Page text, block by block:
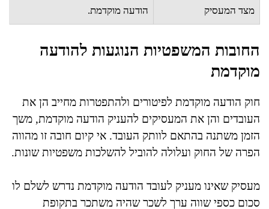
מצד המעסיק
הודעה מוקדמת.
החובות המשפטיות הנוגעות להודעה
מוקדמת
חוק הודעה מוקדמת לפיטורים ולהתפטרות מחייב הן את
העובדים והן את המעסיקים להעניק הודעה מוקדמת, משך
הזמן משתנה בהתאם לוותק העובד. אי קיום חובה זו מהווה
הפרה של החוק ועלולה להוביל להשלכות משפטיות שונות.
מעסיק שאינו מעניק לעובד הודעה מוקדמת נדרש לשלם לו
סכום כספי שווה ערך לשכר שהיה משתכר בתקופת